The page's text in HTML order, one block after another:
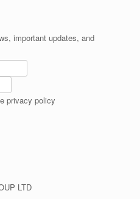
important updates, and
privacy policy
LTD